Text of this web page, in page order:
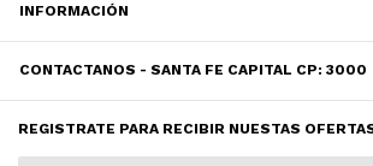
INFORMACIÓN
CONTACTANOS - SANTA FE CAPITAL CP: 3000
REGISTRATE PARA RECIBIR NUESTAS